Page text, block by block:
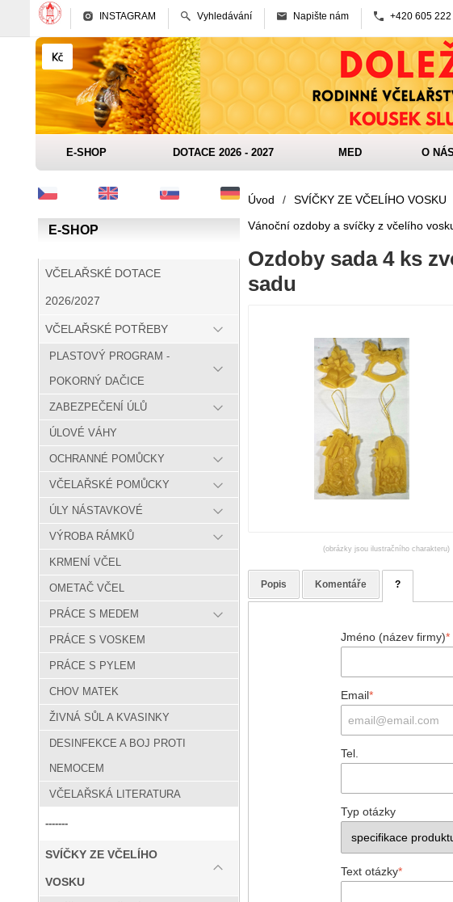
INSTAGRAM Vyhledávání Napište nám +420 605 222
E-SHOP DOTACE 2026 - 2027 MED O NÁS
E-SHOP
VČELAŘSKÉ DOTACE
2026/2027
VČELAŘSKÉ POTŘEBY
PLASTOVÝ PROGRAM -
POKORNÝ DAČICE
ZABEZPEČENÍ ÚLŮ
ÚLOVÉ VÁHY
OCHRANNÉ POMŮCKY
VČELAŘSKÉ POMŮCKY
ÚLY NÁSTAVKOVÉ
VÝROBA RÁMKŮ
KRMENÍ VČEL
OMETAČ VČEL
PRÁCE S MEDEM
PRÁCE S VOSKEM
PRÁCE S PYLEM
CHOV MATEK
ŽIVNÁ SŮL A KVASINKY
DESINFEKCE A BOJ PROTI
NEMOCEM
VČELAŘSKÁ LITERATURA
-------
SVÍČKY ZE VČELÍHO
VOSKU
Úvod / SVÍČKY ZE VČELÍHO VOSKU
Vánoční ozdoby a svíčky z včelího
Ozdoby sada 4 ks
sadu
(obrázky jsou ilustračního charakteru)
Popis Komentáře ?
Jméno (název firmy)*
Email*
Tel.
Typ otázky
Text otázky*